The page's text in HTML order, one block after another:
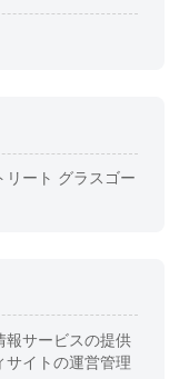
リート グラスゴー
報サービスの提供
サイトの運営管理